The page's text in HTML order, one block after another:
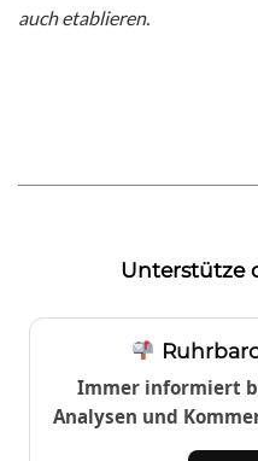
auch etablieren.
Unterstütze
Immer informiert
Analysen und